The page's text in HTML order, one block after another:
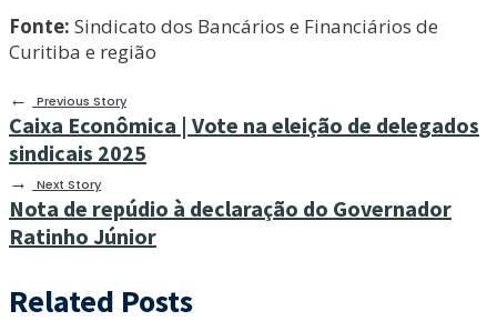
Fonte: Sindicato dos Bancários e Financiários de
Curitiba e região
←
Previous Story
Caixa Econômica | Vote na eleição de delegados
sindicais 2025
→ Next Story
Nota de repúdio à declaração do Governador
Ratinho Júnior
Related Posts